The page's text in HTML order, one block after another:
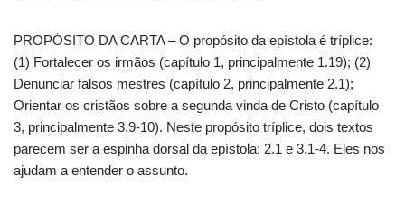
PROPÓSITO DA CARTA – O propósito da epístola é tríplice:
(1) Fortalecer os irmãos (capítulo 1, principalmente 1.19); (2)
Denunciar falsos mestres (capítulo 2, principalmente 2.1);
Orientar os cristãos sobre a segunda vinda de Cristo (capítulo
3, principalmente 3.9-10). Neste propósito tríplice, dois textos
parecem ser a espinha dorsal da epístola: 2.1 e 3.1-4. Eles nos
ajudam a entender o assunto.